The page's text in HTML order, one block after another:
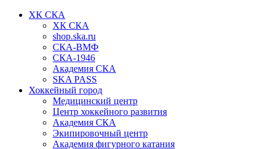
ХК СКА
ХК СКА
shop.ska.ru
СКА-ВМФ
СКА-1946
Академия СКА
SKA PASS
Хоккейный город
Медицинский центр
Центр хоккейного развития
Академия СКА
Экипировочный центр
Академия фигурного катания